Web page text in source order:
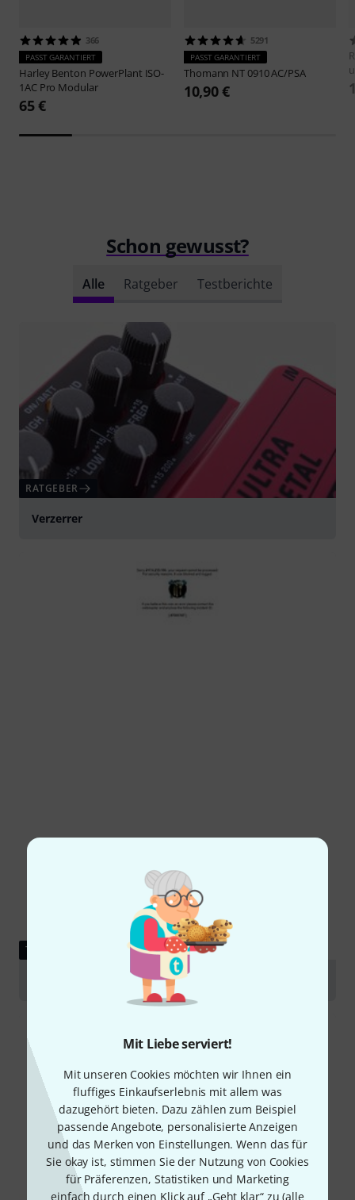
Mit Liebe serviert!
Mit unseren Cookies möchten wir Ihnen ein
fluffiges Einkaufserlebnis mit allem was
dazugehört bieten. Dazu zählen zum Beispiel
passende Angebote, personalisierte Anzeigen
und das Merken von Einstellungen. Wenn das für
Sie okay ist, stimmen Sie der Nutzung von Cookies
für Präferenzen, Statistiken und Marketing
einfach durch einen Klick auf „Geht klar“ zu (alle
366
PASST GARANTIERT
Harley Benton PowerPlant ISO-
1AC Pro Modular
65 €
5291
PASST GARANTIERT
Thomann NT 0910 AC/PSA
10,90 €
Schon gewusst?
Alle Ratgeber Testberichte
RATGEBER
Verzerrer
TESTBERICHT
Electro Harmonix Nano Big Muff Pi